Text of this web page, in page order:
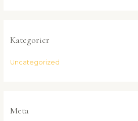
Kategorier
Uncategorized
Meta